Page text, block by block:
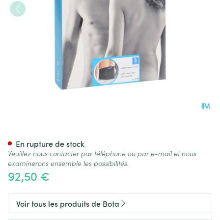
92,50 €
En rupture de stock
Veuillez nous contacter par téléphone ou par e-mail et nous
examinerons ensemble les possibilités.
Voir tous les produits de Bota